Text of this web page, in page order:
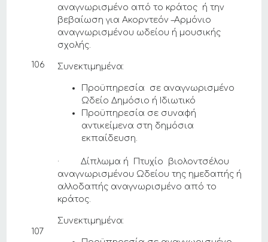
106
αναγνωρισμένο από το κράτος ή την
βεβαίωση για Ακορντεόν –Αρμόνιο
αναγνωρισμένου ωδείου ή μουσικής
σχολής.
Συνεκτιμημένα:
Προϋπηρεσία σε αναγνωρισμένο
Ωδείο Δημόσιο ή Ιδιωτικό
Προϋπηρεσία σε συναφή
αντικείμενα στη δημόσια
εκπαίδευση.
107
· Δίπλωμα ή Πτυχίο βιολοντσέλου
αναγνωρισμένου Ωδείου της ημεδαπής ή
αλλοδαπής αναγνωρισμένο από το
κράτος.
Συνεκτιμημένα: